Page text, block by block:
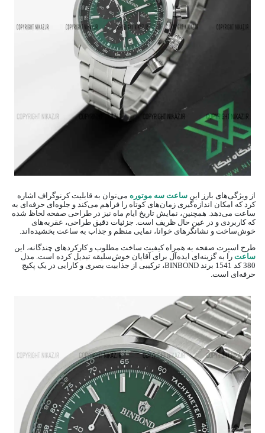
از ویژگی‌های بارز این ساعت سه موتوره می‌توان به قابلیت کرنوگراف اشاره
کرد که امکان اندازه‌گیری زمان‌های کوتاه را فراهم می‌کند و جلوه‌ای حرفه‌ای به
ساعت می‌دهد. همچنین، نمایش تاریخ ایام ماه نیز در طراحی صفحه لحاظ شده
که کاربردی و در عین حال ظریف است. جزئیات دقیق طراحی، عقربه‌های
خوش‌ساخت و نشانگرهای خوانا، نمایی منظم و جذاب به ساعت بخشیده‌اند.
طرح اسپرت صفحه به همراه کیفیت ساخت مطلوب و کارکردهای چندگانه، این
ساعترا به گزینه‌ای ایده‌آل برای آقایان خوش‌سلیقه تبدیل کرده است. مدل
380 کد 1541 برند BINBOND، ترکیبی از جذابیت بصری و کارایی در یک پکیج
حرفه‌ای است.